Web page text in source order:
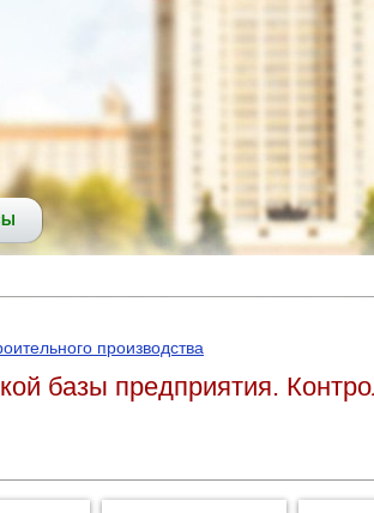
производства
базы предприятия.